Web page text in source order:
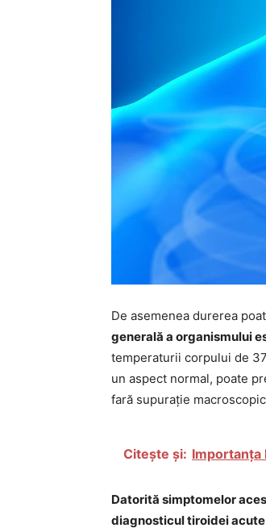
De asemenea durerea
generală a organismului
temperaturii corpului de
un aspect normal, poate
fară supurație
Citește și: Importanța
Datorită simptomelor
diagnosticul tiroidei